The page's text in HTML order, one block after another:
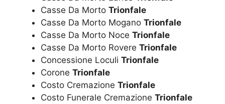
Casse Da Morto Trionfale
Casse Da Morto Mogano Trionfale
Casse Da Morto Noce Trionfale
Casse Da Morto Rovere Trionfale
Concessione Loculi Trionfale
Corone Trionfale
Costo Cremazione Trionfale
Costo Funerale Cremazione Trionfale